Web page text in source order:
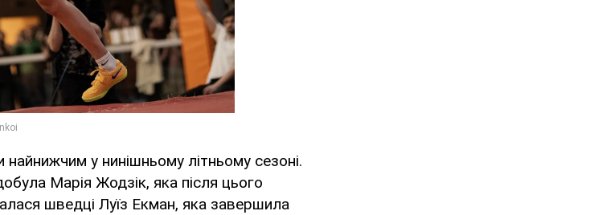
у нинішньому літньому сезоні.
Марія Жодзік, яка після цього
шведці Луїз Екман, яка завершила